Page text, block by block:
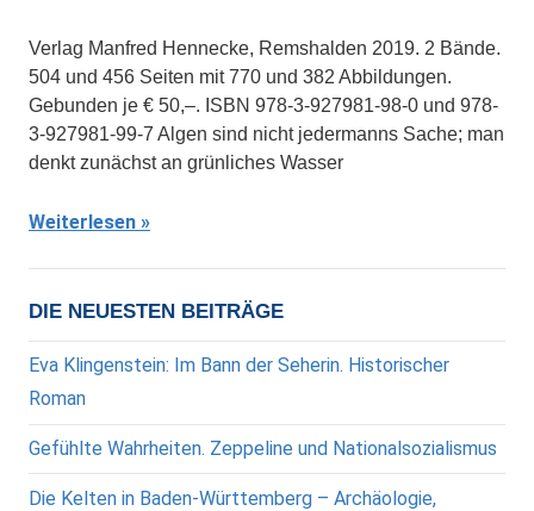
Verlag Manfred Hennecke, Remshalden 2019. 2 Bände.
504 und 456 Seiten mit 770 und 382 Abbildungen.
Gebunden je € 50,–. ISBN 978-3-927981-98-0 und 978-
3-927981-99-7 Algen sind nicht jedermanns Sache; man
denkt zunächst an grünliches Wasser
Weiterlesen
DIE NEUESTEN BEITRÄGE
Eva Klingenstein: Im Bann der Seherin. Historischer
Roman
Gefühlte Wahrheiten. Zeppeline und Nationalsozialismus
Die Kelten in Baden-Württemberg – Archäologie,